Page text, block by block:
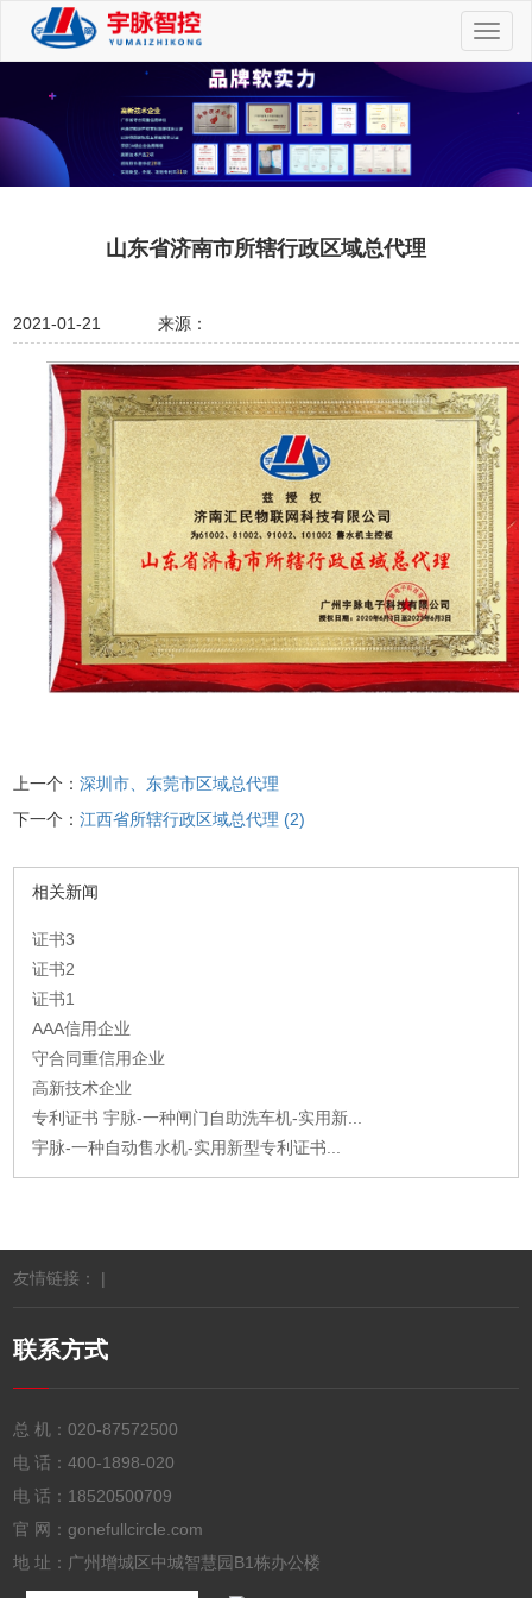
切
换
山东省济南市所辖行政区域总代理
2021-01-21 来源：
上一个：深圳市、东莞市区域总代理
下一个：江西省所辖行政区域总代理 (2)
相关新闻
证书3
证书2
证书1
AAA信用企业
守合同重信用企业
高新技术企业
专利证书 宇脉-一种闸门自助洗车机-实用新...
宇脉-一种自动售水机-实用新型专利证书...
友情链接： |
联系方式
总 机：020-87572500
电 话：400-1898-020
电 话： 18520500709
官 网：gonefullcircle.com
地 址：广州增城区中城智慧园B1栋办公楼